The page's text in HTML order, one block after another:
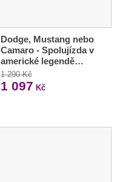
Dodge, Mustang nebo
Camaro - Spolujízda v
americké legendě…
1 290 Kč
1 097 Kč